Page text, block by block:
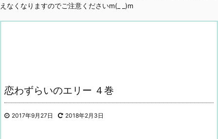
えなくなりますのでご注意くださいm(_ _)m
恋わずらいのエリー ４巻
2017年9月27日 2018年2月3日